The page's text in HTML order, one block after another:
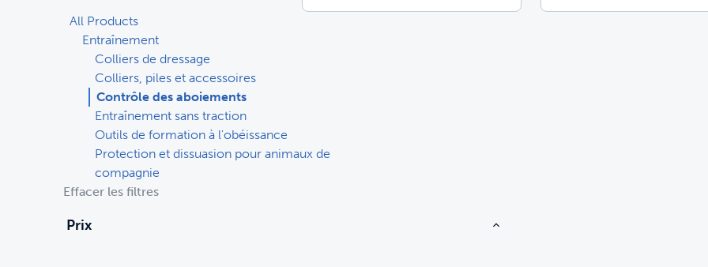
All Products
Entraînement
Colliers de dressage
Colliers, piles et accessoires
Contrôle des aboiements
Entraînement sans traction
Outils de formation à l'obéissance
Protection et dissuasion pour animaux de
compagnie
Effacer les filtres
Prix